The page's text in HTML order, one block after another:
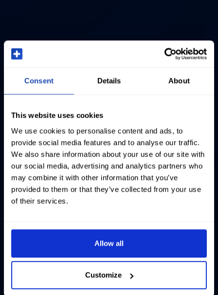
Consent Details About
This website uses cookies
We use cookies to personalise content and ads, to
provide social media features and to analyse our traffic.
We also share information about your use of our site with
our social media, advertising and analytics partners who
may combine it with other information that you’ve
provided to them or that they’ve collected from your use
of their services.
Allow all
Customize